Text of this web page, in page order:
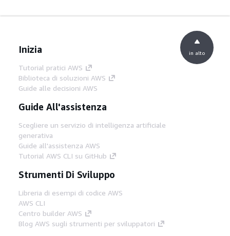
Inizia
Tutorial pratici AWS
Biblioteca di soluzioni AWS
Guide alle decisioni AWS
Guide All'assistenza
Scegliere un servizio di intelligenza artificiale
generativa
Guide all'assistenza AWS
Tutorial AWS CLI su GitHub
Strumenti Di Sviluppo
Libreria di esempi di codice AWS
AWS CLI
Centro builder AWS
Blog AWS sugli strumenti per sviluppatori
in alto